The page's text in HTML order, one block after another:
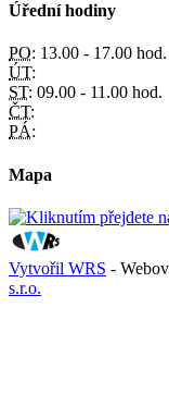
Úřední hodiny
PO: 13.00 - 17.00 hod.
ÚT:
ST: 09.00 - 11.00 hod.
ČT:
PÁ:
Mapa
Vytvořil WRS -
s.r.o.